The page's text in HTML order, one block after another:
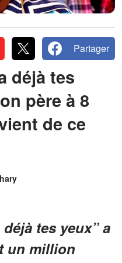
Partager
déjà tes
père à 8
de ce
tes yeux” a
un million